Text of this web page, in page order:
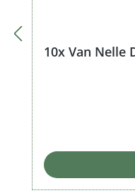
10x Van Nelle